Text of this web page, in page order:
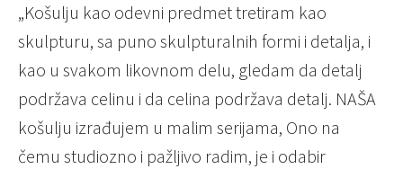
„Košulju kao odevni predmet tretiram kao
skulpturu, sa puno skulpturalnih formi i detalja, i
kao u svakom likovnom delu, gledam da detalj
podržava celinu i da celina podržava detalj. NAŠA
košulju izrađujem u malim serijama, Ono na
čemu studiozno i pažljivo radim, je i odabir